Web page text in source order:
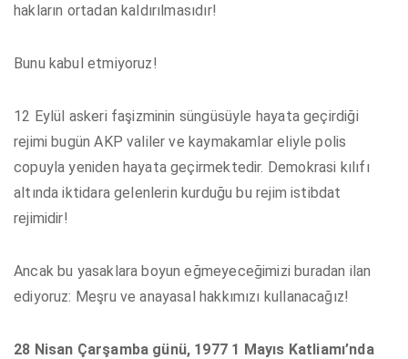
hakların ortadan kaldırılmasıdır!
Bunu kabul etmiyoruz!
12 Eylül askeri faşizminin süngüsüyle hayata geçirdiği
rejimi bugün AKP valiler ve kaymakamlar eliyle polis
copuyla yeniden hayata geçirmektedir. Demokrasi kılıfı
altında iktidara gelenlerin kurduğu bu rejim istibdat
rejimidir!
Ancak bu yasaklara boyun eğmeyeceğimizi buradan ilan
ediyoruz: Meşru ve anayasal hakkımızı kullanacağız!
28 Nisan Çarşamba günü, 1977 1 Mayıs Katliamı’nda